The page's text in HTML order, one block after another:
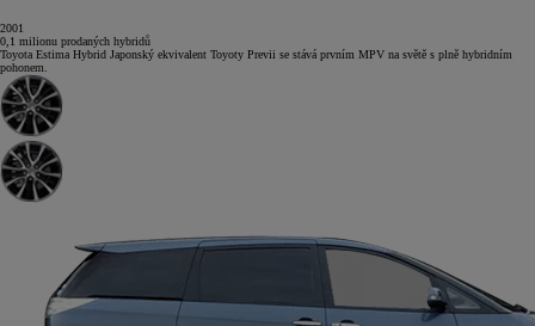
2001
0,1 milionu prodaných hybridů
Toyota Estima Hybrid Japonský ekvivalent Toyoty Previi se stává prvním MPV na světě s plně hybridním
pohonem.